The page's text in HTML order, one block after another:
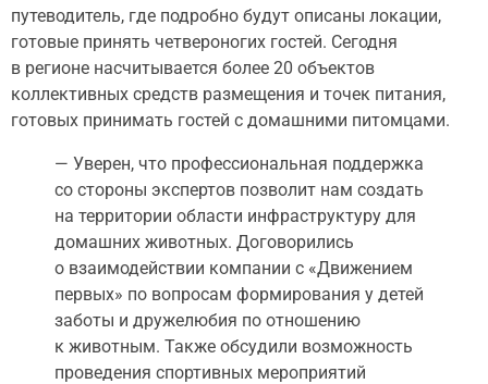
путеводитель, где подробно будут описаны локации,
готовые принять четвероногих гостей. Сегодня
в регионе насчитывается более 20 объектов
коллективных средств размещения и точек питания,
готовых принимать гостей с домашними питомцами.
— Уверен, что профессиональная поддержка
со стороны экспертов позволит нам создать
на территории области инфраструктуру для
домашних животных. Договорились
о взаимодействии компании с «Движением
первых» по вопросам формирования у детей
заботы и дружелюбия по отношению
к животным. Также обсудили возможность
проведения спортивных мероприятий